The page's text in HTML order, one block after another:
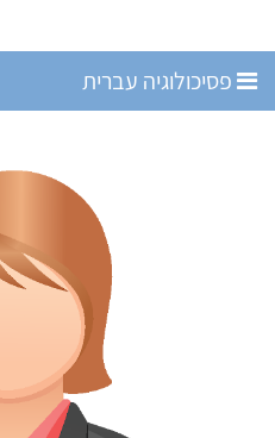
פסיכולוגיה עברית